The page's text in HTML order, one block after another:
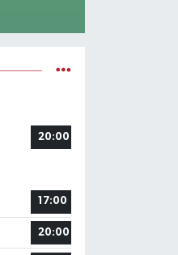
20:00
17:00
20:00